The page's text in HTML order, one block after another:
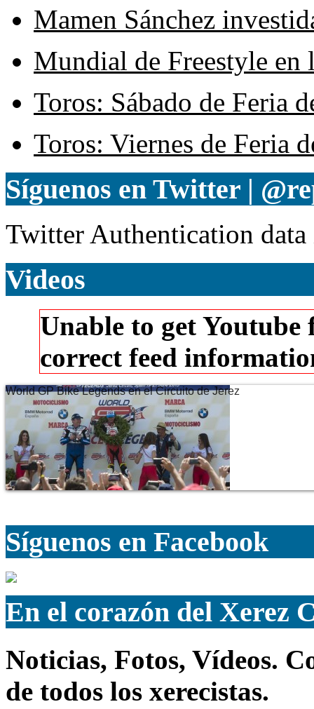
Mamen Sánchez
Mundial de Freestyle en
Toros: Sábado de Feria
Toros: Viernes de Feria
Síguenos en Twitter |
Twitter Authentication
Videos
Unable to get
correct feed
World GP Bike Legends en el Circuito de Jerez
Síguenos en Facebook
En el corazón del Xerez
Noticias, Fotos, Vídeos.
de todos los xerecistas.